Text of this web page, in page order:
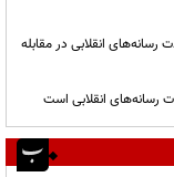
انقلابی در مقابله
انقلابی است